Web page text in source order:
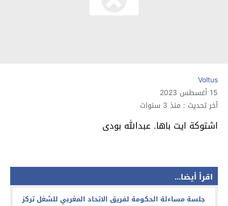
Voltus
15 أغسطس 2023
آخر تحديث : منذ 3 سنوات
اشتوكة ايت باها. عبدالله بودى
اقرأ أيضا...
جلسة مساءلة الحكومة لفريق الاتحاد المغربي للشغل تركز